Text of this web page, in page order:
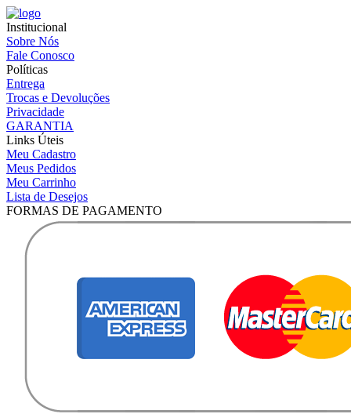
Institucional
Sobre Nós
Fale Conosco
Políticas
Entrega
Trocas e Devoluções
Privacidade
GARANTIA
Links Úteis
Meu Cadastro
Meus Pedidos
Meu Carrinho
Lista de Desejos
FORMAS DE PAGAMENTO